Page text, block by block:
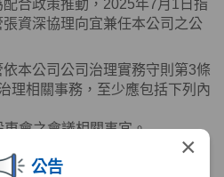
×
公告
合政策推動， 2025年7月 1 日指
資深協理向宜兼任本公司之公
本公司公司治理實務守則第3條
理相關事務，至少應包括下列內
會之會議相關事宜。
就任及持續進修。